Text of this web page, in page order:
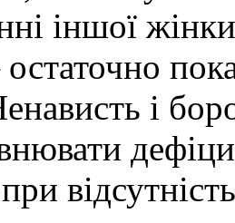
іншої жінки
і